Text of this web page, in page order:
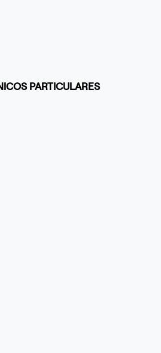
PARTICULARES